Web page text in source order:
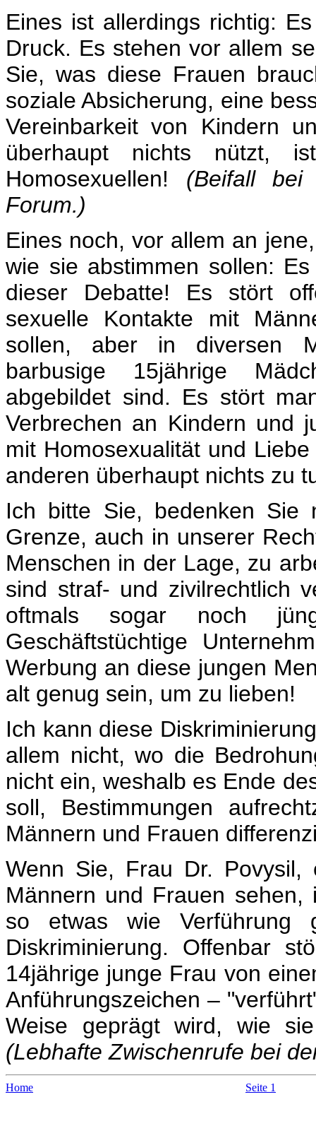
Eines ist allerdings richtig:
Druck. Es stehen vor allem
Sie, was diese Frauen
soziale Absicherung, eine
Vereinbarkeit von Kindern
überhaupt nichts nützt,
Homosexuellen! (Beifall
Forum.)
Eines noch, vor allem an
wie sie abstimmen sollen:
dieser Debatte! Es stört
sexuelle Kontakte mit
sollen, aber in diversen
barbusige 15jährige
abgebildet sind. Es stört
Verbrechen an Kindern und
mit Homosexualität und
anderen überhaupt nichts zu
Ich bitte Sie, bedenken
Grenze, auch in unserer
Menschen in der Lage, zu
sind straf- und zivilrechtlich
oftmals sogar noch
Geschäftstüchtige
Werbung an diese jungen
alt genug sein, um zu lieben!
Ich kann diese
allem nicht, wo die
nicht ein, weshalb es Ende
soll, Bestimmungen
Männern und Frauen
Wenn Sie, Frau Dr. Povysil,
Männern und Frauen
so etwas wie
Diskriminierung. Offenbar
14jährige junge Frau von
Anführungszeichen –
Weise geprägt wird, wie
(Lebhafte Zwischenrufe bei
Home Seite 1